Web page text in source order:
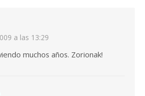
a las 13:29
muchos años. Zorionak!